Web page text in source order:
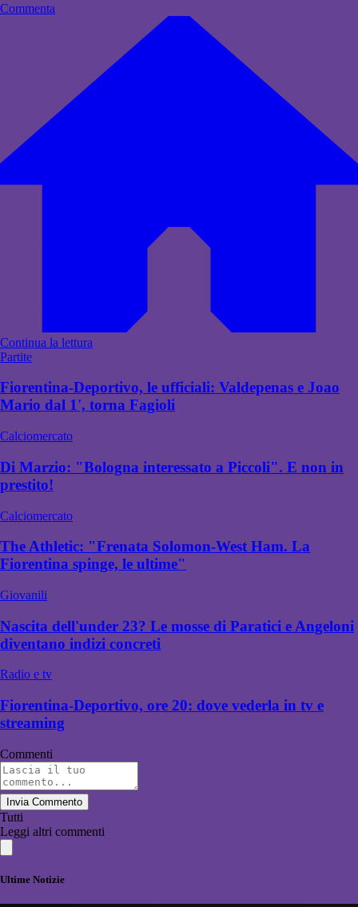
Commenta
Continua la lettura
Partite
Fiorentina-Deportivo, le ufficiali: Valdepenas e Joao
Mario dal 1', torna Fagioli
Calciomercato
Di Marzio: "Bologna interessato a Piccoli". E non in
prestito!
Calciomercato
The Athletic: "Frenata Solomon-West Ham. La
Fiorentina spinge, le ultime"
Giovanili
Nascita dell'under 23? Le mosse di Paratici e Angeloni
diventano indizi concreti
Radio e tv
Fiorentina-Deportivo, ore 20: dove vederla in tv e
streaming
Commenti
Invia Commento
Tutti
Leggi altri commenti
Ultime Notizie